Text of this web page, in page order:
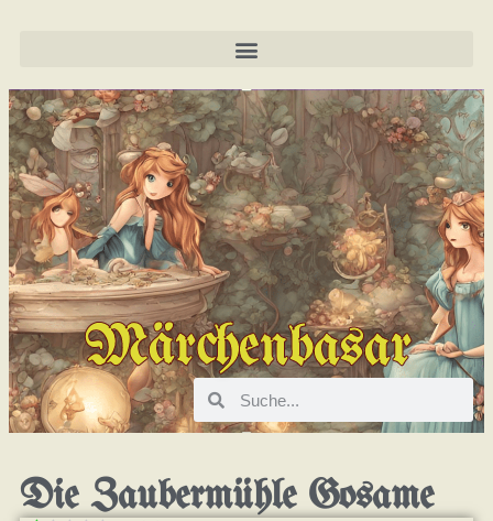
Märchenbasar
Die Zaubermühle Gosame